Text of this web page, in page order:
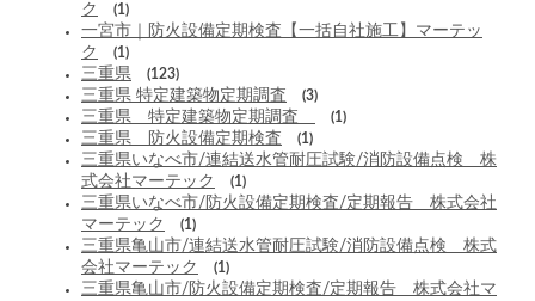
ク
(1)
一宮市｜防火設備定期検査【一括自社施工】マーテッ
ク
(1)
三重県 (123)
三重県 特定建築物定期調査 (3)
三重県 特定建築物定期調査 (1)
三重県 防火設備定期検査 (1)
三重県いなべ市/連結送水管耐圧試験/消防設備点検 株
式会社マーテック
(1)
三重県いなべ市/防火設備定期検査/定期報告 株式会社
マーテック
(1)
三重県亀山市/連結送水管耐圧試験/消防設備点検 株式
会社マーテック
(1)
三重県亀山市/防火設備定期検査/定期報告 株式会社マ